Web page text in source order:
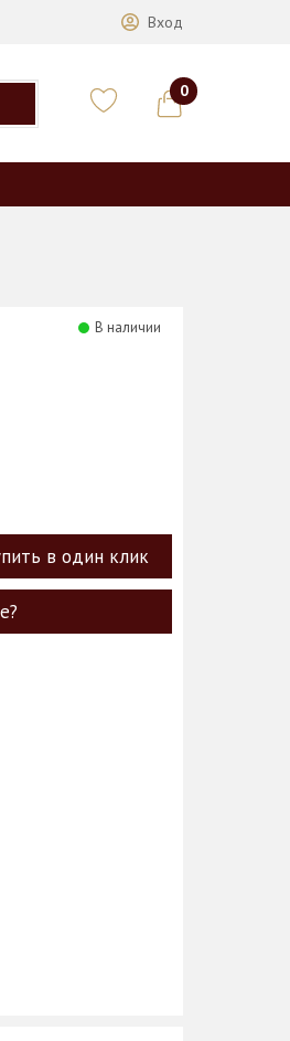
Вход
0
В наличии
в один клик